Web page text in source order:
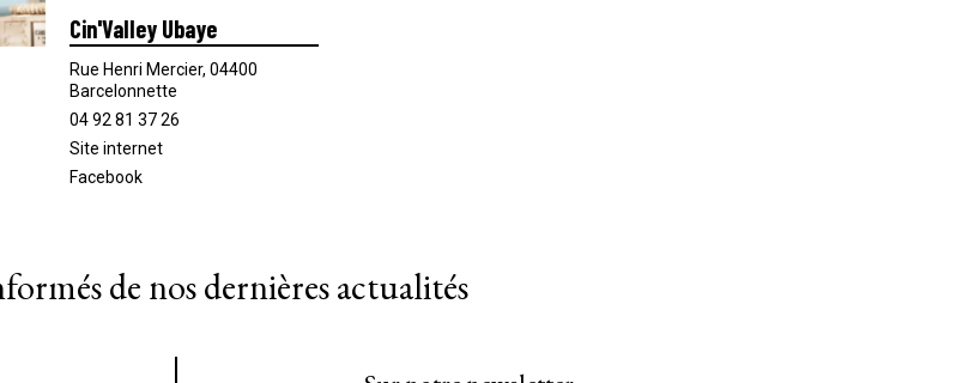
Cin'Valley Ubaye
Rue Henri Mercier, 04400
Barcelonnette
04 92 81 37 26
Site internet
Facebook
de nos dernières actualités